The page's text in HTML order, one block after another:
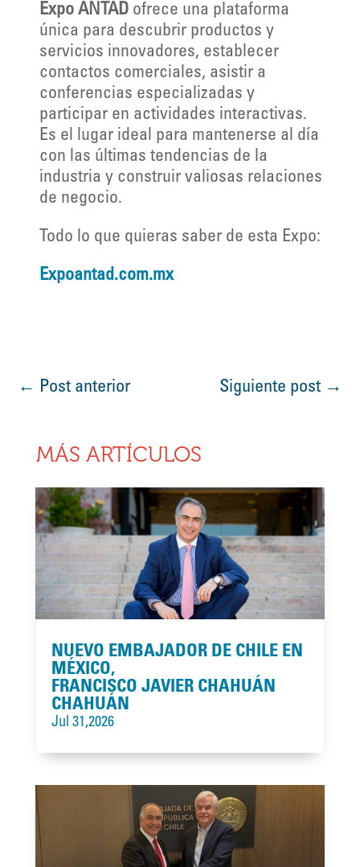
Expo ANTADofrece una plataforma
única para descubrir productos y
servicios innovadores, establecer
contactos comerciales, asistir a
conferencias especializadas y
participar en actividades interactivas.
Es el lugar ideal para mantenerse al día
con las últimas tendencias de la
industria y construir valiosas relaciones
de negocio.
Todo lo que quieras saber de esta Expo:
Expoantad.com.mx
← Post anterior Siguiente post→
MÁS ARTÍCULOS
NUEVO EMBAJADOR DE CHILE EN
MÉXICO,
FRANCISCO JAVIER CHAHUÁN
CHAHUÁN
Jul 31,2026